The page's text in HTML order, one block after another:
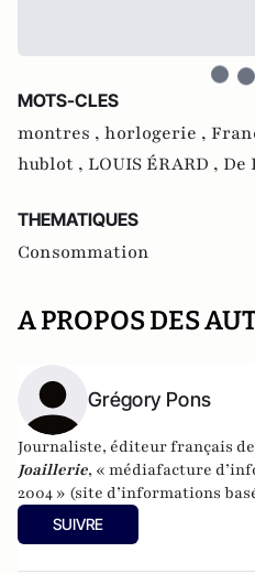
MOTS-CLES
montres , horlogerie ,
hublot , LOUIS ÉRARD , De
THEMATIQUES
Consommation
A PROPOS DES
Grégory Pons
Journaliste, éditeur français de
Joaillerie, « médiafacture
2004 » (site d’informations
publicité-100 % liberté),
et de l’analyse des marchés de
SUIVRE